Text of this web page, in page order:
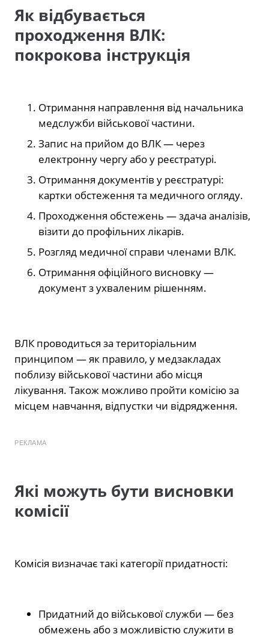
Як відбувається
проходження ВЛК:
покрокова інструкція
Отримання направлення від начальника
медслужби військової частини.
Запис на прийом до ВЛК — через
електронну чергу або у реєстратурі.
Отримання документів у реєстратурі:
картки обстеження та медичного огляду.
Проходження обстежень — здача аналізів,
візити до профільних лікарів.
Розгляд медичної справи членами ВЛК.
Отримання офіційного висновку —
документ з ухваленим рішенням.
ВЛК проводиться за територіальним
принципом — як правило, у медзакладах
поблизу військової частини або місця
лікування. Також можливо пройти комісію за
місцем навчання, відпустки чи відрядження.
РЕКЛАМА
Які можуть бути висновки
комісії
Комісія визначає такі категорії придатності:
Придатний до військової служби — без
обмежень або з можливістю служити в